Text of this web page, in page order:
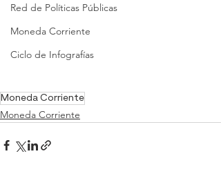
Red de Políticas Públicas
Moneda Corriente
Ciclo de Infografías
Moneda Corriente
Moneda Corriente